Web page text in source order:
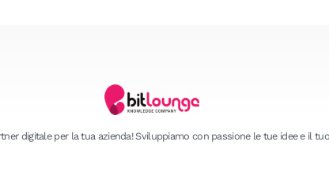
digitale per la tua azienda! Sviluppiamo con passione le tue idee e il